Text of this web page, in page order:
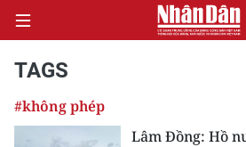
CHÍNH TRỊ
TAGS
#không phép
Lâm Đồng: Hồ